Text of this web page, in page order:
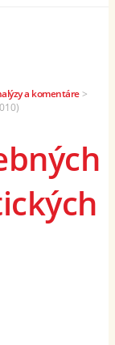
a komentáre>